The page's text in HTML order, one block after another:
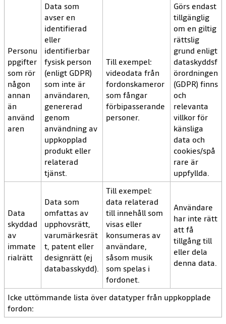
Personu
ppgifter
som rör
någon
annan
än
använd
aren
Data som
avser en
identifierad
eller
identifierbar
fysisk person
(enligt GDPR)
som inte är
användaren,
genererad
genom
användning av
uppkopplad
produkt eller
relaterad
tjänst.
Till exempel:
videodata från
fordonskameror
som fångar
förbipasserande
personer.
Görs endast
tillgänglig
om en giltig
rättslig
grund enligt
dataskyddsf
örordningen
(GDPR) finns
och
relevanta
villkor för
känsliga
data och
cookies/spå
rare är
uppfyllda.
Data
skyddad
av
immate
rialrätt
Data som
omfattas av
upphovsrätt,
varumärkesrät
t, patent eller
designrätt (ej
databasskydd).
Till exempel:
data relaterad
till innehåll som
visas eller
konsumeras av
användare,
såsom musik
som spelas i
fordonet.
Användare
har inte rätt
att få
tillgång till
eller dela
denna data.
Icke uttömmande lista över datatyper från uppkopplade
fordon: